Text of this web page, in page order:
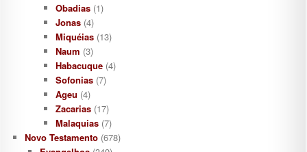
Obadias(1)
Jonas(4)
Miquéias(13)
Naum (3)
Habacuque(4)
Sofonias(7)
Ageu (4)
Zacarias(17)
Malaquias(7)
Novo Testamento(678)